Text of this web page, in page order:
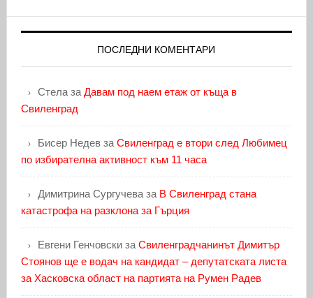
ПОСЛЕДНИ КОМЕНТАРИ
Стелаза Давам под наем етаж от къща в
Свиленград
Бисер Недевза Свиленград е втори след Любимец
по избирателна активност към 11 часа
Димитрина Сургучеваза В Свиленград стана
катастрофа на разклона за Гърция
Евгени Генчовскиза Свиленградчанинът Димитър
Стоянов ще е водач на кандидат – депутатската листа
за Хасковска област на партията на Румен Радев